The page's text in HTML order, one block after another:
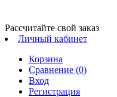
Рассчитайте свой заказ
Личный кабинет
Корзина
Сравнение (0)
Вход
Регистрация